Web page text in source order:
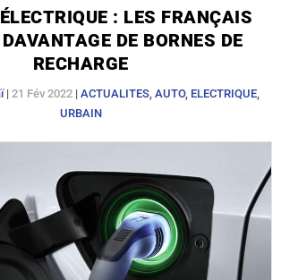
: LES FRANÇAIS
DE BORNES DE
RECHARGE
| 21 Fév 2022| ACTUALITES, AUTO, ELECTRIQUE,
URBAIN